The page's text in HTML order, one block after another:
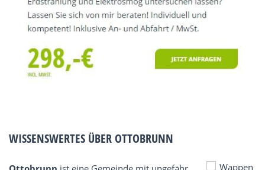
WISSENSWERTES ÜBER OTTOBRUNN